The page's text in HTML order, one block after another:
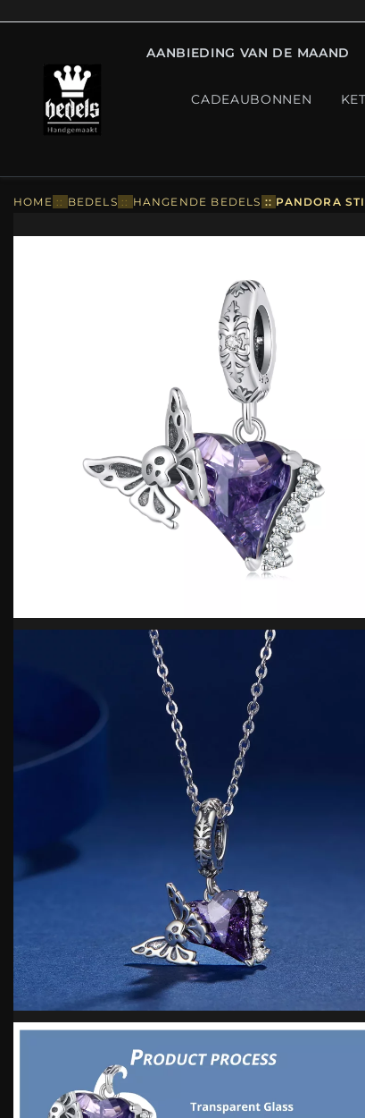
AANBIEDING VAN DE MAAND
CADEAUBONNEN
HOME :: BEDELS :: HANGENDE BEDELS :: PANDORA